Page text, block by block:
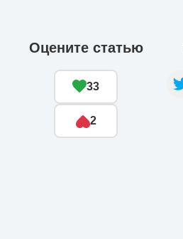
Оцените статью
33
2